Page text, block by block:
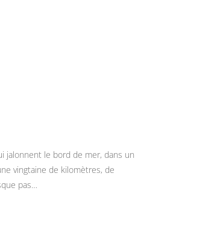
jalonnent le bord de mer, dans un
vingtaine de kilomètres, de
pas…